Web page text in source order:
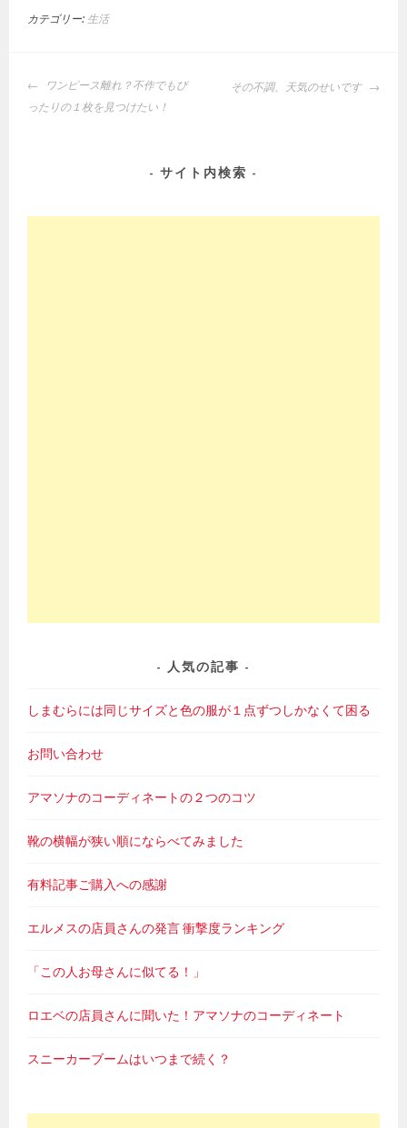
カテゴリー: 生活
投
稿
シ
ワンピース離れ？不作でもぴ
ったりの１枚を見つけたい！
その不調、天気のせいです
サイト内検索
人気の記事
しまむらには同じサイズと色の服が１点ずつしかなくて困る
お問い合わせ
アマソナのコーディネートの２つのコツ
靴の横幅が狭い順にならべてみました
有料記事ご購入への感謝
エルメスの店員さんの発言 衝撃度ランキング
「この人お母さんに似てる！」
ロエベの店員さんに聞いた！アマソナのコーディネート
スニーカーブームはいつまで続く？